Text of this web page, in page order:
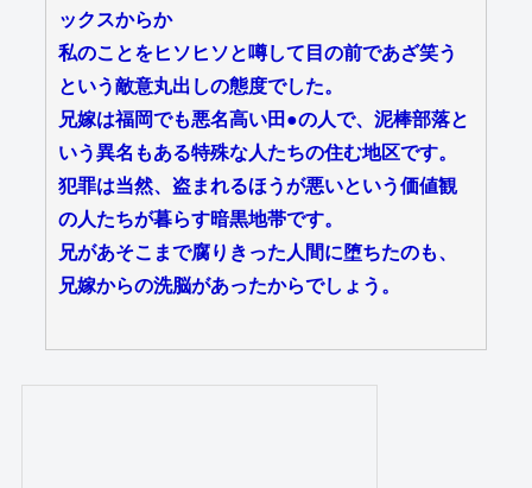
ックスからか
私のことをヒソヒソと噂して目の前であざ笑う
という敵意丸出しの態度でした。
兄嫁は福岡でも悪名高い田●の人で、泥棒部落と
いう異名もある特殊な人たちの住む地区です。
犯罪は当然、盗まれるほうが悪いという価値観
の人たちが暮らす暗黒地帯です。
兄があそこまで腐りきった人間に堕ちたのも、
兄嫁からの洗脳があったからでしょう。